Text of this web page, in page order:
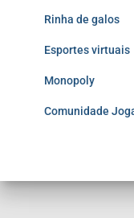
Rinha de galos
Esportes virtuais
Monopoly
Comunidade